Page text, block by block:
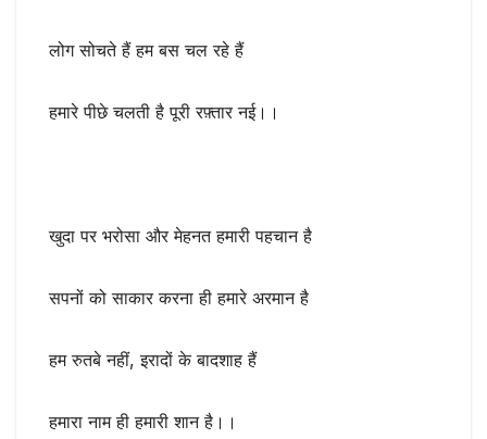
लोग सोचते हैं हम बस चल रहे हैं
हमारे पीछे चलती है पूरी रफ़्तार नई।।
खुदा पर भरोसा और मेहनत हमारी पहचान है
सपनों को साकार करना ही हमारे अरमान है
हम रुतबे नहीं, इरादों के बादशाह हैं
हमारा नाम ही हमारी शान है।।